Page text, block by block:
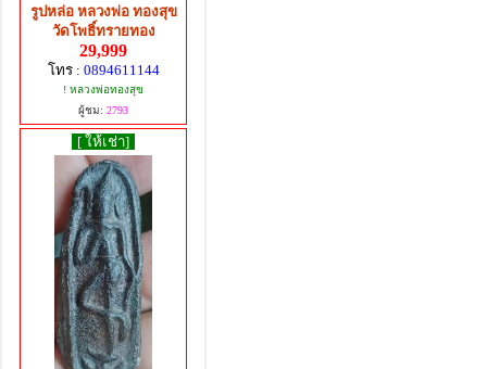
รูปหล่อ หลวงพ่อ ทองสุข
วัดโพธิ์ทรายทอง
29,999
โทร : 0894611144
! หลวงพ่อทองสุข
ผู้ชม: 2793
[ ให้เช่า]